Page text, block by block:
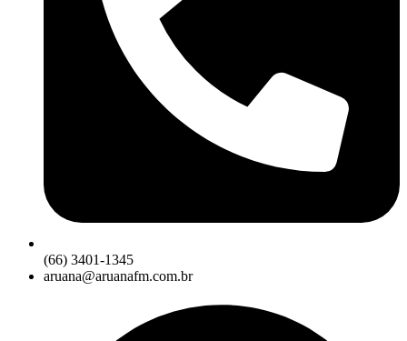
(66) 3401-1345
aruana@aruanafm.com.br